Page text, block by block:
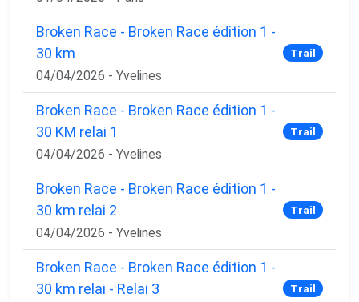
Broken Race - Broken Race édition 1 -
30 km
04/04/2026 - Yvelines
Trail
Broken Race - Broken Race édition 1 -
30 KM relai 1
04/04/2026 - Yvelines
Trail
Broken Race - Broken Race édition 1 -
30 km relai 2
04/04/2026 - Yvelines
Trail
Broken Race - Broken Race édition 1 -
30 km relai - Relai 3
Trail